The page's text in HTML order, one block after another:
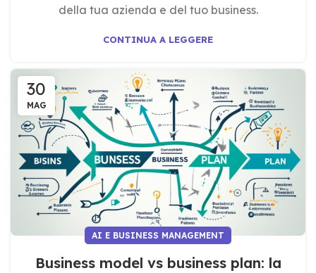
della tua azienda e del tuo business.
CONTINUA A LEGGERE
30
MAG
AI E BUSINESS MANAGEMENT
Business model vs business plan: la